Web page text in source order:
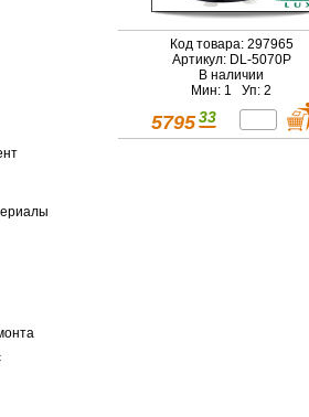
Код товара: 297965
Артикул: DL-5070Р
В наличии
Мин: 1 Уп: 2
5795 33